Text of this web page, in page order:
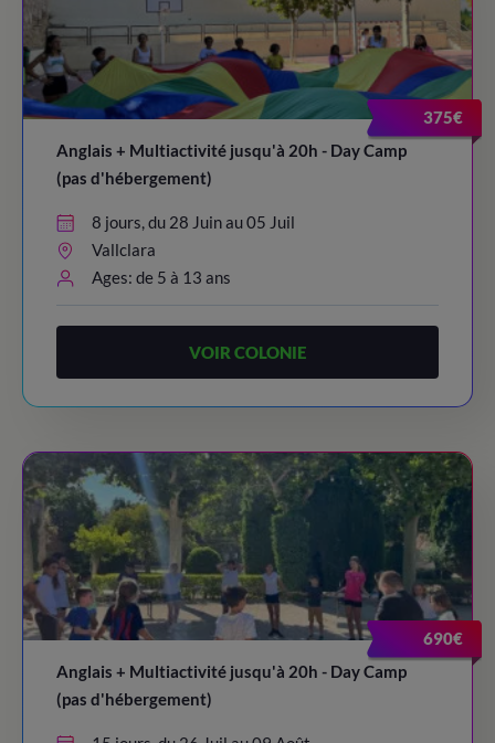
375€
Anglais + Multiactivité jusqu'à 20h - Day Camp
(pas d'hébergement)
8 jours, du 28 Juin au 05 Juil
Vallclara
Ages: de 5 à 13 ans
VOIR COLONIE
690€
Anglais + Multiactivité jusqu'à 20h - Day Camp
(pas d'hébergement)